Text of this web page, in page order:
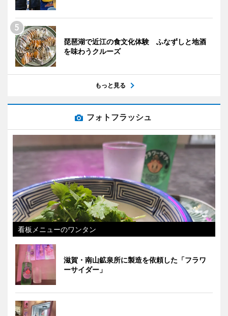
琵琶湖で近江の食文化体験 ふなずしと地酒
を味わうクルーズ
もっと見る
フォトフラッシュ
看板メニューのワンタン
滋賀・南山鉱泉所に製造を依頼した「フラワ
ーサイダー」